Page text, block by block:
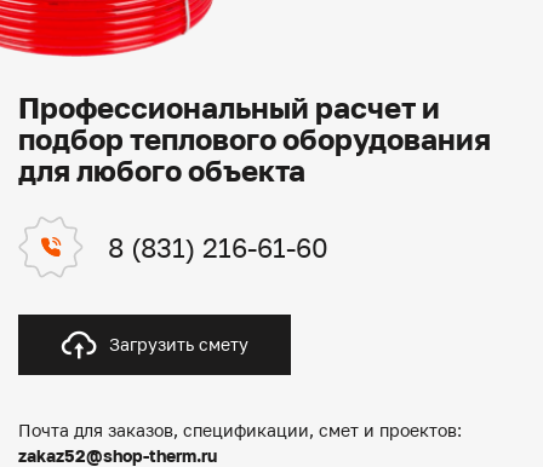
Профессиональный расчет и
подбор теплового оборудования
для любого объекта
8 (831) 216-61-60
Загрузить смету
Почта для заказов, спецификации, смет и проектов:
zakaz52@shop-therm.ru